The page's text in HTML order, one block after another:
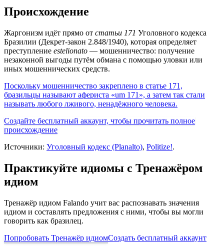
Происхождение
Жаргонизм идёт прямо от статьи 171 Уголовного кодекса
Бразилии (Декрет-закон 2.848/1940), которая определяет
преступление estelionato — мошенничество: получение
незаконной выгоды путём обмана с помощью уловки или
иных мошеннических средств.
Поскольку мошенничество закреплено в статье 171,
бразильцы называют афериста «um 171», а затем так стали
называть любого лживого, ненадёжного человека.
Создайте бесплатный аккаунт, чтобы прочитать полное
происхождение
Источники: Уголовный кодекс (Planalto), Politize!.
Практикуйте идиомы с Тренажёром
идиом
Тренажёр идиом Falando учит вас распознавать значения
идиом и составлять предложения с ними, чтобы вы могли
говорить как бразилец.
Попробовать Тренажёр идиомСоздать бесплатный аккаунт